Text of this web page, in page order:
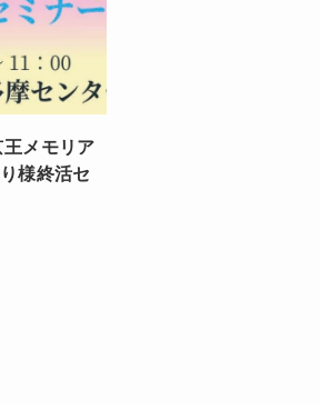
メモリア
様終活セ